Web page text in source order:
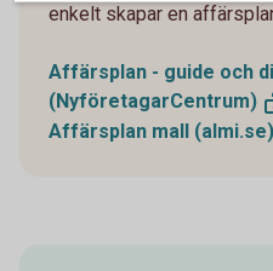
enkelt skapar en
Affärsplan - guide och
(NyföretagarCentrum)
Affärsplan mall (almi.se)